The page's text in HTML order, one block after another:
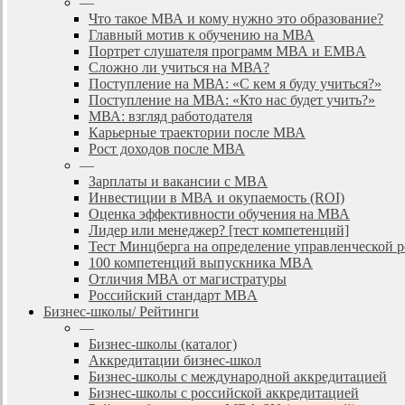
Что такое МВА и кому нужно это образование?
Главный мотив к обучению на МВА
Портрет слушателя программ МВА и EMBA
Сложно ли учиться на МВА?
Поступление на МВА: «С кем я буду учиться?»
Поступление на МВА: «Кто нас будет учить?»
МВА: взгляд работодателя
Карьерные траектории после МВА
Рост доходов после МВА
—
Зарплаты и вакансии с MBA
Инвестиции в МВА и окупаемость (ROI)
Оценка эффективности обучения на МВА
Лидер или менеджер? [тест компетенций]
Тест Минцберга на определение управленческой
100 компетенций выпускника MBA
Отличия МВА от магистратуры
Российский стандарт MBA
Бизнес-школы/ Рейтинги
—
Бизнес-школы (каталог)
Аккредитации бизнес-школ
Бизнес-школы с международной аккредитацией
Бизнес-школы с российской аккредитацией